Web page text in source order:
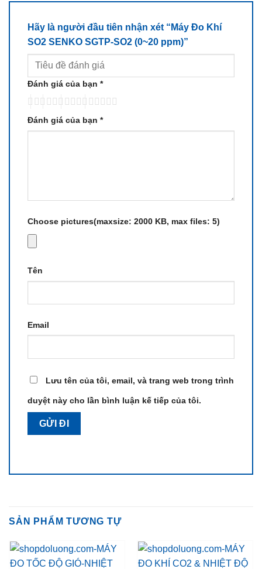
Hãy là người đầu tiên nhận xét “Máy Đo Khí
SO2 SENKO SGTP-SO2 (0~20 ppm)”
Đánh giá của bạn *
Đánh giá của bạn *
Choose pictures(maxsize: 2000 KB, max files: 5)
Tên
Email
Lưu tên của tôi, email, và trang web trong trình
duyệt này cho lần bình luận kế tiếp của tôi.
SẢN PHẨM TƯƠNG TỰ